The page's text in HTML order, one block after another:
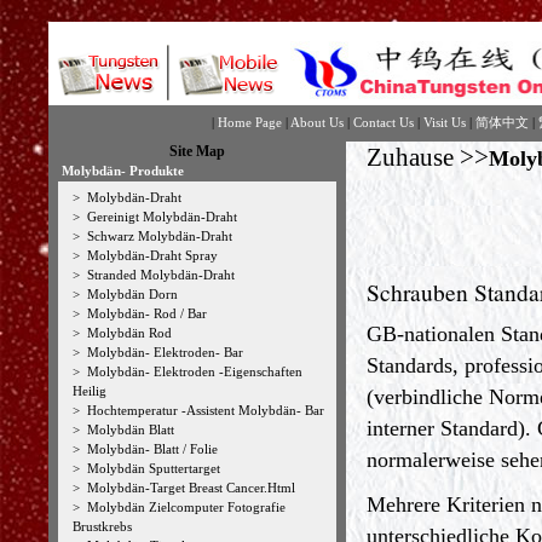
| Home Page | About Us | Contact Us | Visit Us | 简体中文 |
Site Map
Molybdän- Produkte
> Molybdän-Draht
> Gereinigt Molybdän-Draht
> Schwarz Molybdän-Draht
> Molybdän-Draht Spray
> Stranded Molybdän-Draht
> Molybdän Dorn
> Molybdän- Rod / Bar
> Molybdän Rod
> Molybdän- Elektroden- Bar
> Molybdän- Elektroden -Eigenschaften
Heilig
> Hochtemperatur -Assistent Molybdän- Bar
> Molybdän Blatt
> Molybdän- Blatt / Folie
> Molybdän Sputtertarget
> Molybdän-Target Breast Cancer.Html
> Molybdän Zielcomputer Fotografie
Brustkrebs
Zuhause >>
Schrauben
GB-nationalen
Standards,
(verbindliche
interner
normalerweise
Mehrere Kriterien
unterschiedliche